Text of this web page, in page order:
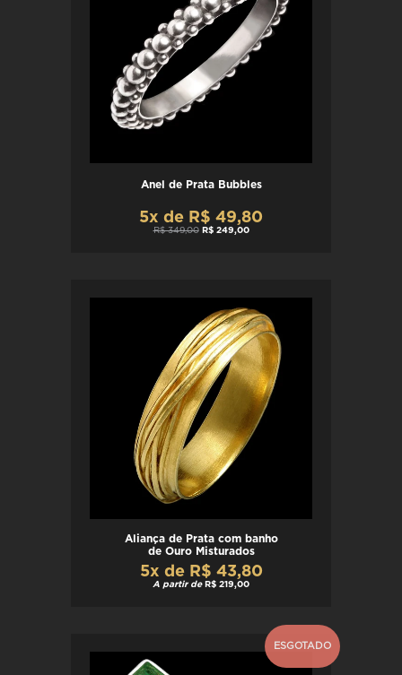
Anel de Prata Bubbles
5x de R$ 49,80
R$ 349,00R$ 249,00
Aliança de Prata com banho
de Ouro Misturados
5x de R$ 43,80
A partir de R$ 219,00
ESGOTADO